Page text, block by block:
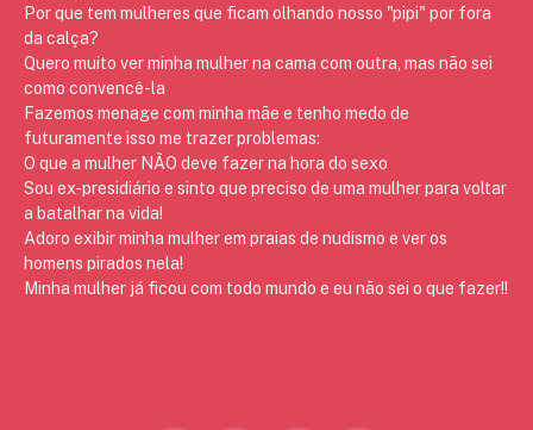
Por que tem mulheres que ficam olhando nosso "pipi" por fora
da calça?
Quero muito ver minha mulher na cama com outra, mas não sei
como convencê-la
Fazemos menage com minha mãe e tenho medo de
futuramente isso me trazer problemas:
O que a mulher NÃO deve fazer na hora do sexo
Sou ex-presidiário e sinto que preciso de uma mulher para voltar
a batalhar na vida!
Adoro exibir minha mulher em praias de nudismo e ver os
homens pirados nela!
Minha mulher já ficou com todo mundo e eu não sei o que fazer!!